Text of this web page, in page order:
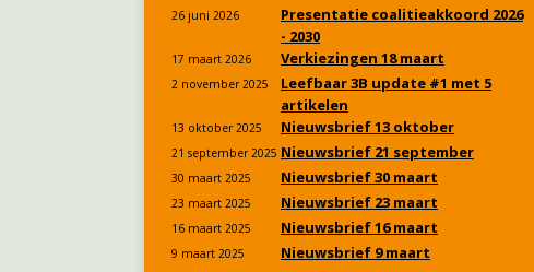
26 juni 2026
Presentatie coalitieakkoord 2026
- 2030
17 maart 2026 Verkiezingen 18 maart
2 november 2025
Leefbaar 3B update #1 met 5
artikelen
13 oktober 2025 Nieuwsbrief 13 oktober
21 september 2025 Nieuwsbrief 21 september
30 maart 2025 Nieuwsbrief 30 maart
23 maart 2025 Nieuwsbrief 23 maart
16 maart 2025 Nieuwsbrief 16 maart
9 maart 2025 Nieuwsbrief 9 maart